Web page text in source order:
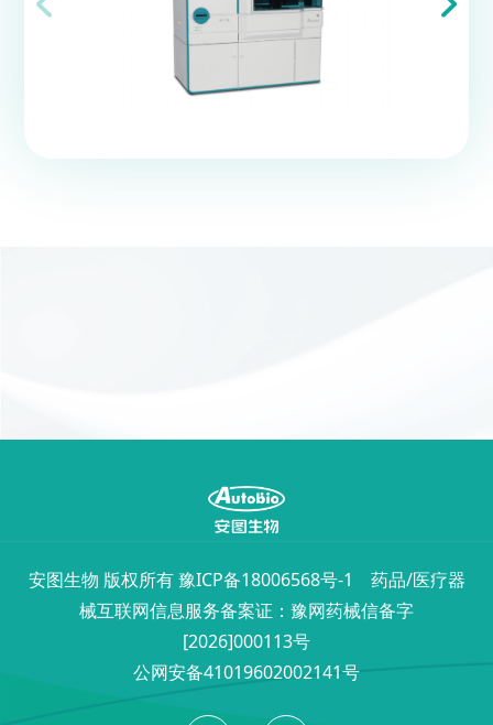
安图生物 版权所有豫ICP备18006568号-1
药品/医疗器
械互联网信息服务备案证：豫网药械信备字
[2026]000113号
公网安备41019602002141号